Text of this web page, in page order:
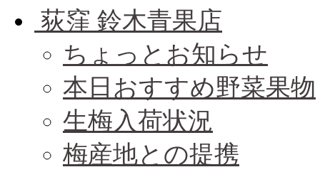
荻窪 鈴木青果店
ちょっとお知らせ
本日おすすめ野菜果物
生梅入荷状況
梅産地との提携